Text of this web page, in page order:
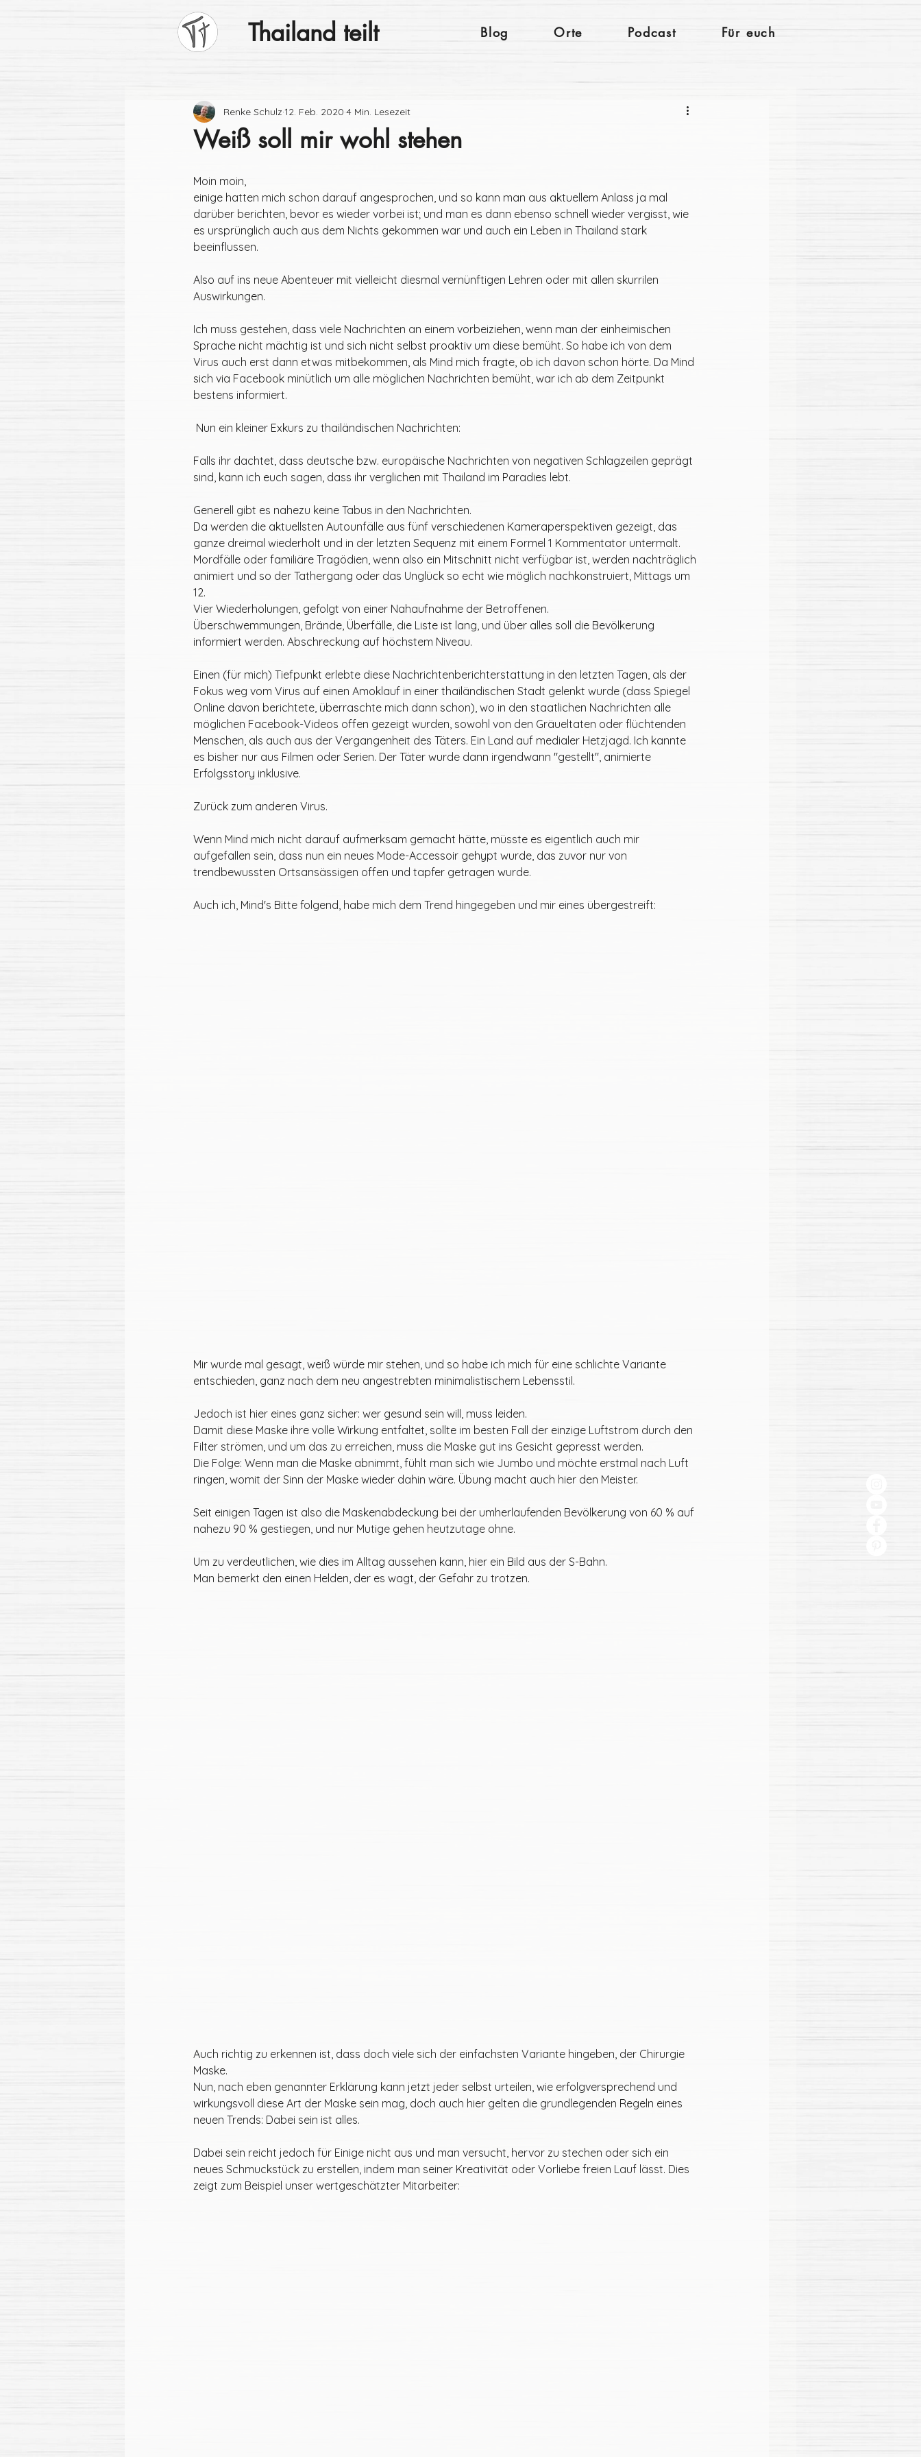
Thailand teilt Blog Orte Podcast Für euch
Weiß soll mir wohl stehen
Renke Schulz 12. Feb. 2020 4 Min. Lesezeit
Moin moin,
einige hatten mich schon darauf angesprochen, und so kann man aus aktuellem Anlass ja mal
darüber berichten, bevor es wieder vorbei ist; und man es dann ebenso schnell wieder vergisst, wie
es ursprünglich auch aus dem Nichts gekommen war und auch ein Leben in Thailand stark
beeinflussen.
Also auf ins neue Abenteuer mit vielleicht diesmal vernünftigen Lehren oder mit allen skurrilen
Auswirkungen.
Ich muss gestehen, dass viele Nachrichten an einem vorbeiziehen, wenn man der einheimischen
Sprache nicht mächtig ist und sich nicht selbst proaktiv um diese bemüht. So habe ich von dem
Virus auch erst dann etwas mitbekommen, als Mind mich fragte, ob ich davon schon hörte. Da Mind
sich via Facebook minütlich um alle möglichen Nachrichten bemüht, war ich ab dem Zeitpunkt
bestens informiert.
Nun ein kleiner Exkurs zu thailändischen Nachrichten:
Falls ihr dachtet, dass deutsche bzw. europäische Nachrichten von negativen Schlagzeilen geprägt
sind, kann ich euch sagen, dass ihr verglichen mit Thailand im Paradies lebt.
Generell gibt es nahezu keine Tabus in den Nachrichten.
Da werden die aktuellsten Autounfälle aus fünf verschiedenen Kameraperspektiven gezeigt, das
ganze dreimal wiederholt und in der letzten Sequenz mit einem Formel 1 Kommentator untermalt.
Mordfälle oder familiäre Tragödien, wenn also ein Mitschnitt nicht verfügbar ist, werden nachträglich
animiert und so der Tathergang oder das Unglück so echt wie möglich nachkonstruiert, Mittags um
12.
Vier Wiederholungen, gefolgt von einer Nahaufnahme der Betroffenen.
Überschwemmungen, Brände, Überfälle, die Liste ist lang, und über alles soll die Bevölkerung
informiert werden. Abschreckung auf höchstem Niveau.
Einen (für mich) Tiefpunkt erlebte diese Nachrichtenberichterstattung in den letzten Tagen, als der
Fokus weg vom Virus auf einen Amoklauf in einer thailändischen Stadt gelenkt wurde (dass Spiegel
Online davon berichtete, überraschte mich dann schon), wo in den staatlichen Nachrichten alle
möglichen Facebook-Videos offen gezeigt wurden, sowohl von den Gräueltaten oder flüchtenden
Menschen, als auch aus der Vergangenheit des Täters. Ein Land auf medialer Hetzjagd. Ich kannte
es bisher nur aus Filmen oder Serien. Der Täter wurde dann irgendwann "gestellt", animierte
Erfolgsstory inklusive.
Zurück zum anderen Virus.
Wenn Mind mich nicht darauf aufmerksam gemacht hätte, müsste es eigentlich auch mir
aufgefallen sein, dass nun ein neues Mode-Accessoir gehypt wurde, das zuvor nur von
trendbewussten Ortsansässigen offen und tapfer getragen wurde.
Auch ich, Mind's Bitte folgend, habe mich dem Trend hingegeben und mir eines übergestreift:
Mir wurde mal gesagt, weiß würde mir stehen, und so habe ich mich für eine schlichte Variante
entschieden, ganz nach dem neu angestrebten minimalistischem Lebensstil.
Jedoch ist hier eines ganz sicher: wer gesund sein will, muss leiden.
Damit diese Maske ihre volle Wirkung entfaltet, sollte im besten Fall der einzige Luftstrom durch den
Filter strömen, und um das zu erreichen, muss die Maske gut ins Gesicht gepresst werden.
Die Folge: Wenn man die Maske abnimmt, fühlt man sich wie Jumbo und möchte erstmal nach Luft
ringen, womit der Sinn der Maske wieder dahin wäre. Übung macht auch hier den Meister.
Seit einigen Tagen ist also die Maskenabdeckung bei der umherlaufenden Bevölkerung von 60 % auf
nahezu 90 % gestiegen, und nur Mutige gehen heutzutage ohne.
Um zu verdeutlichen, wie dies im Alltag aussehen kann, hier ein Bild aus der S-Bahn.
Man bemerkt den einen Helden, der es wagt, der Gefahr zu trotzen.
Auch richtig zu erkennen ist, dass doch viele sich der einfachsten Variante hingeben, der Chirurgie
Maske.
Nun, nach eben genannter Erklärung kann jetzt jeder selbst urteilen, wie erfolgversprechend und
wirkungsvoll diese Art der Maske sein mag, doch auch hier gelten die grundlegenden Regeln eines
neuen Trends: Dabei sein ist alles.
Dabei sein reicht jedoch für Einige nicht aus und man versucht, hervor zu stechen oder sich ein
neues Schmuckstück zu erstellen, indem man seiner Kreativität oder Vorliebe freien Lauf lässt. Dies
zeigt zum Beispiel unser wertgeschätzter Mitarbeiter: